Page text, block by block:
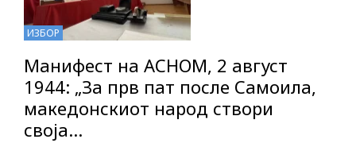
ИЗБОР
Манифест на АСНОМ, 2 август
1944: „За прв пат после Самоила,
македонскиот народ створи
своја…